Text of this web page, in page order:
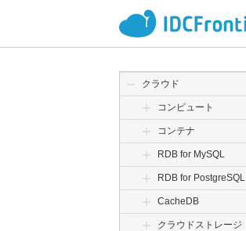
クラウド
コンピュート
コンテナ
RDB for MySQL
RDB for PostgreSQL
CacheDB
クラウドストレージ